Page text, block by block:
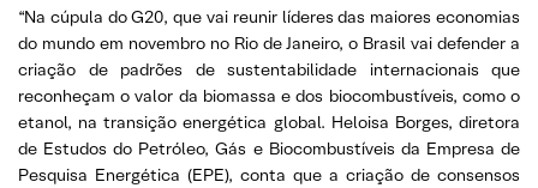
“Na cúpula do G20, que vai reunir líderes das maiores economias
do mundo em novembro no Rio de Janeiro, o Brasil vai defender a
criação de padrões de sustentabilidade internacionais que
reconheçam o valor da biomassa e dos biocombustíveis, como o
etanol, na transição energética global. Heloisa Borges, diretora
de Estudos do Petróleo, Gás e Biocombustíveis da Empresa de
Pesquisa Energética (EPE), conta que a criação de consensos